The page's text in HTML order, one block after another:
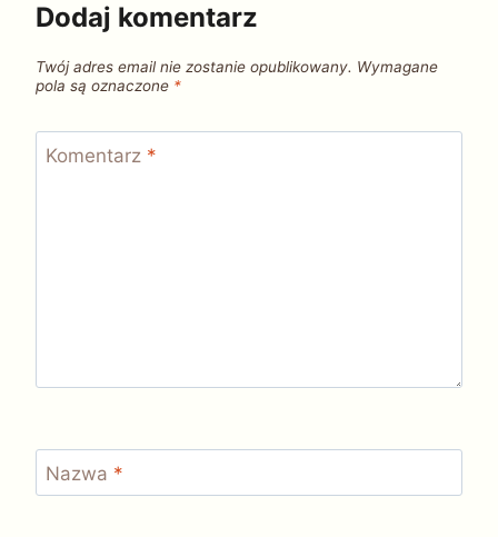
Dodaj komentarz
Twój adres email nie zostanie opublikowany. Wymagane
pola są oznaczone *
Komentarz *
Nazwa *